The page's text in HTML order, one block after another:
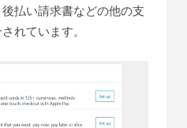
払い請求書などの他の支
れています。